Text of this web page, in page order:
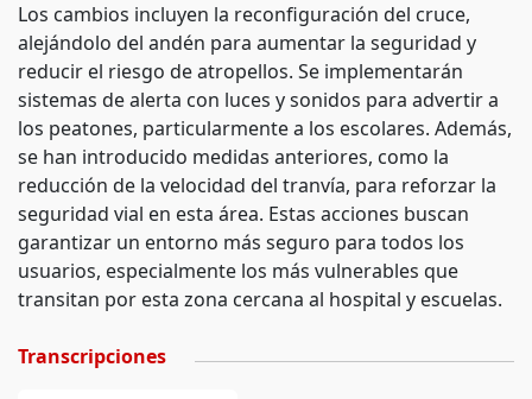
Los cambios incluyen la reconfiguración del cruce,
alejándolo del andén para aumentar la seguridad y
reducir el riesgo de atropellos. Se implementarán
sistemas de alerta con luces y sonidos para advertir a
los peatones, particularmente a los escolares. Además,
se han introducido medidas anteriores, como la
reducción de la velocidad del tranvía, para reforzar la
seguridad vial en esta área. Estas acciones buscan
garantizar un entorno más seguro para todos los
usuarios, especialmente los más vulnerables que
transitan por esta zona cercana al hospital y escuelas.
Transcripciones